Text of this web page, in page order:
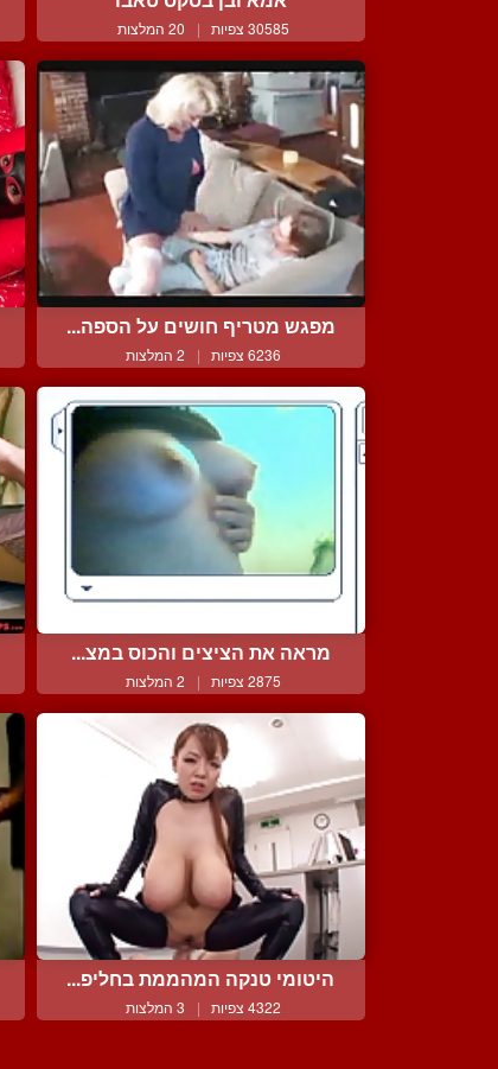
30585 צפיות | 20 המלצות
מפגש מטריף חושים על הספה...
6236 צפיות | 2 המלצות
מראה את הציצים והכוס במצ...
2875 צפיות | 2 המלצות
היטומי טנקה המהממת בחליפ...
4322 צפיות | 3 המלצות